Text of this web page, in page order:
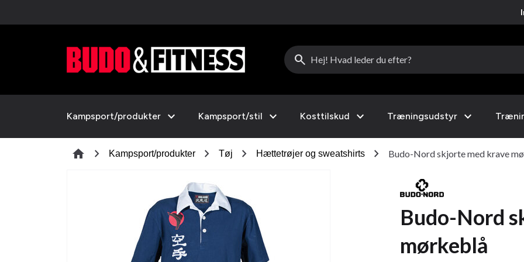
search
Kampsport/produkter expand_more Kampsport/stil expand_more Kosttilskud expand_more Træningsudstyr expand_more
home chevron_right Kampsport/produkter chevron_right Tøj chevron_right Hættetrøjer og sweatshirts chevron_right Budo-Nord skjorte med krave
Budo-Nord
mørkeblå